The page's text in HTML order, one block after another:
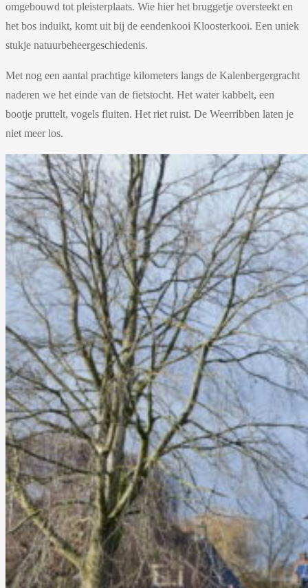
omgebouwd tot pleisterplaats. Wie hier het bruggetje oversteekt en
het bos induikt, komt uit bij de eendenkooi Kloosterkooi. Een uniek
stukje natuurbeheergeschiedenis.
Met nog een aantal prachtige kilometers langs de Kalenbergergracht
naderen we het einde van de fietstocht. Het water kabbelt, een
bootje pruttelt, vogels fluiten. Het riet ruist. De Weerribben laten je
niet meer los.